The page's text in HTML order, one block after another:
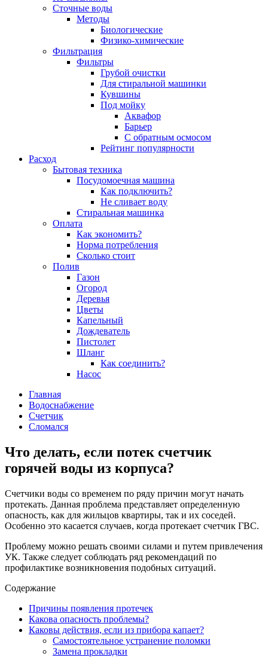
Сточные воды
Методы
Биологические
Физико-химические
Фильтрация
Фильтры
Грубой очистки
Для стиральной машинки
Кувшины
Под мойку
Аквафор
Барьер
С обратным осмосом
Рейтинг популярности
Расход
Бытовая техника
Посудомоечная машина
Как подключить?
Не сливает воду
Стиральная машинка
Оплата
Как экономить?
Норма потребления
Сколько стоит
Полив
Газон
Огород
Деревья
Цветы
Капельный
Дождеватель
Пистолет
Шланг
Как соединить?
Насос
Главная
Водоснабжение
Счетчик
Сломался
Что делать, если потек счетчик
горячей воды из корпуса?
Счетчики воды со временем по ряду причин могут начать
протекать. Данная проблема представляет определенную
опасность, как для жильцов квартиры, так и их соседей.
Особенно это касается случаев, когда протекает счетчик ГВС.
Проблему можно решать своими силами и путем привлечения
УК. Также следует соблюдать ряд рекомендаций по
профилактике возникновения подобных ситуаций.
Содержание
Причины появления протечек
Какова опасность проблемы?
Каковы действия, если из прибора капает?
Самостоятельное устранение поломки
Замена прокладки